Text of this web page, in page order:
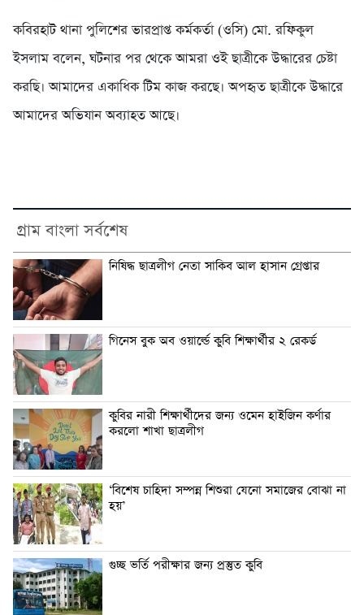
কবিরহাট থানা পুলিশের ভারপ্রাপ্ত কর্মকর্তা (ওসি) মো. রফিকুল
ইসলাম বলেন, ঘটনার পর থেকে আমরা ওই ছাত্রীকে উদ্ধারের চেষ্টা
করছি। আমাদের একাধিক টিম কাজ করছে। অপহৃত ছাত্রীকে উদ্ধারে
আমাদের অভিযান অব্যাহত আছে।
গ্রাম বাংলা সর্বশেষ
নিষিদ্ধ ছাত্রলীগ নেতা সাকিব আল হাসান গ্রেপ্তার
গিনেস বুক অব ওয়ার্ল্ডে কুবি শিক্ষার্থীর ২ রেকর্ড
কুবির নারী শিক্ষার্থীদের জন্য ওমেন হাইজিন কর্ণার
করলো শাখা ছাত্রলীগ
‘বিশেষ চাহিদা সম্পন্ন শিশুরা যেনো সমাজের বোঝা না
হয়’
গুচ্ছ ভর্তি পরীক্ষার জন্য প্রস্তুত কুবি